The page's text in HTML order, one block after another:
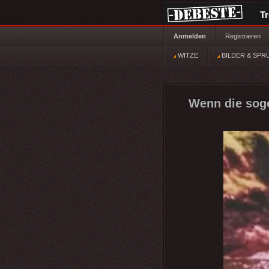
Anmelden Registrieren
WITZE BILDER &
Wenn die